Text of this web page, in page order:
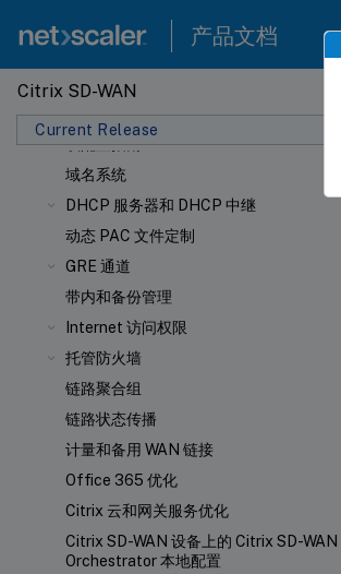
产品文档
Citrix SD-WAN
Current Release
配置
部署
Citrix Virtual Apps and Desktops 工作负
载配置指南
域名系统
DHCP 服务器和 DHCP 中继
动态 PAC 文件定制
GRE 通道
带内和备份管理
Internet 访问权限
托管防火墙
链路聚合组
链路状态传播
计量和备用 WAN 链接
Office 365 优化
Citrix 云和网关服务优化
Citrix SD-WAN 设备上的 Citrix SD-WAN
Orchestrator 本地配置